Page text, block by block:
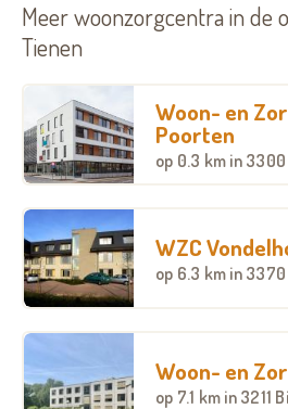
Meer woonzorgcentra in de
Tienen
Woon- en
Poorten
op 0.3 km in
WZC
op 6.3 km in
Woon- en
op 7.1 km in 3211